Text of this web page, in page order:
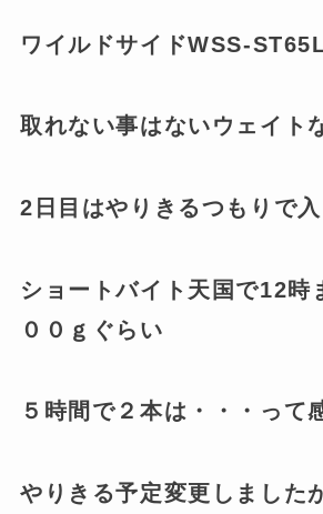
ワイルドサイドWSS-
取れない事はないウェイト
2日目はやりきるつもりで入
ショートバイト天国で12時
００ｇぐらい
５時間で２本は・・・って
やりきる予定変更しました